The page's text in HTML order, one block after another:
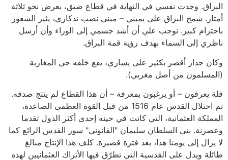
البراق. وجدت نفسي في النهاية في قطاع ضيق، بعرض نحو ثلاثة
أمتار. شمخ البراق على يميني – مبنى نصب تذكاري، يثير الشعور
باحترام كبير. توجب علي أن أشد جسمي إلى الوراء وأن أرسل
ناظري إلى السماء بهدف رؤية قمة البراق.
وكان جدار أقصر بكثير على يساري، يقع خلفه حي المغاربة
(المسلمون من أصل مغربي).
قلة يعرفون – أو يرغبون بمعرفة – أن هذا القطاع لم ينتج صدفة.
تم احتلال القدس عام 1516 من قبل القوة العظمى الصاعدة،
المملكة العثمانية، التي كانت في حينه إحدى أكثر الدول تقدما
وعصرنة. بنى السلطان سليمان "القانوني" سور القدس الرائع كما
لا يزال إلى يومنا هذا، بعد فترة قصيرة. كلف هذا الإنتاج مبالغ
طائلة ويدل على القدسية التي تطرّق فيها الأتراك العثمانيين لهذه